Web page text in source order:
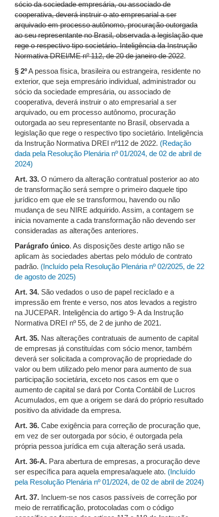
sócio da sociedade empresária, ou associado de
cooperativa, deverá instruir o ato empresarial a ser
arquivado em processo autônomo, procuração outorgada
ao seu representante no Brasil, observada a legislação que
rege o respectivo tipo societário. Inteligência da Instrução
Normativa DREI/ME nº 112, de 20 de janeiro de 2022.
§ 2ºA pessoa física, brasileira ou estrangeira, residente no
exterior, que seja empresário individual, administrador ou
sócio da sociedade empresária, ou associado de
cooperativa, deverá instruir o ato empresarial a ser
arquivado, ou em processo autônomo, procuração
outorgada ao seu representante no Brasil, observada a
legislação que rege o respectivo tipo societário. Inteligência
da Instrução Normativa DREI nº112 de 2022. (Redação
dada pela Resolução Plenária nº 01/2024, de 02 de abril de
2024)
Art. 33. O número da alteração contratual posterior ao ato
de transformação será sempre o primeiro daquele tipo
jurídico em que ele se transformou, havendo ou não
mudança de seu NIRE adquirido. Assim, a contagem se
inicia novamente a cada transformação não devendo ser
consideradas as alterações anteriores.
Parágrafo único. As disposições deste artigo não se
aplicam às sociedades abertas pelo módulo de contrato
padrão. (Incluído pela Resolução Plenária nº 02/2025, de 22
de agosto de 2025)
Art. 34. São vedados o uso de papel reciclado e a
impressão em frente e verso, nos atos levados a registro
na JUCEPAR. Inteligência do artigo 9- A da Instrução
Normativa DREI nº 55, de 2 de junho de 2021.
Art. 35. Nas alterações contratuais de aumento de capital
de empresas já constituídas com sócio menor, também
deverá ser solicitada a comprovação de propriedade do
valor ou bem utilizado pelo menor para aumento de sua
participação societária, exceto nos casos em que o
aumento de capital se dará por Conta Contábil de Lucros
Acumulados, em que a origem se dará do próprio resultado
positivo da atividade da empresa.
Art. 36. Cabe exigência para correção de procuração que,
em vez de ser outorgada por sócio, é outorgada pela
própria pessoa jurídica em cuja alteração será usada.
Art. 36-A. Para abertura de empresas, a procuração deve
ser específica para aquela empresa/aquele ato. (Incluído
pela Resolução Plenária nº 01/2024, de 02 de abril de 2024)
Art. 37. Incluem-se nos casos passíveis de correção por
meio de rerratificação, protocoladas com o código